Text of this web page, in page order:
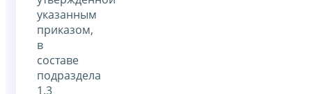
указанным
приказом,
в
составе
подраздела
1.3